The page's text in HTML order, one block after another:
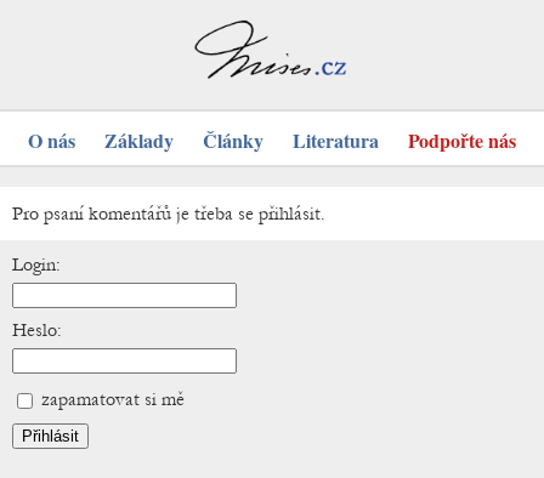
O nás Základy Články Literatura Podpořte nás
Pro psaní komentářů je třeba se přihlásit.
Login:
Heslo:
zapamatovat si mě